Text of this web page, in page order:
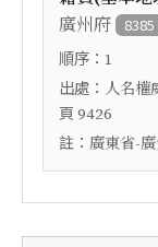
廣州府 8385
順序： 1
出處： 人名權
頁 9426
註： 廣東省-